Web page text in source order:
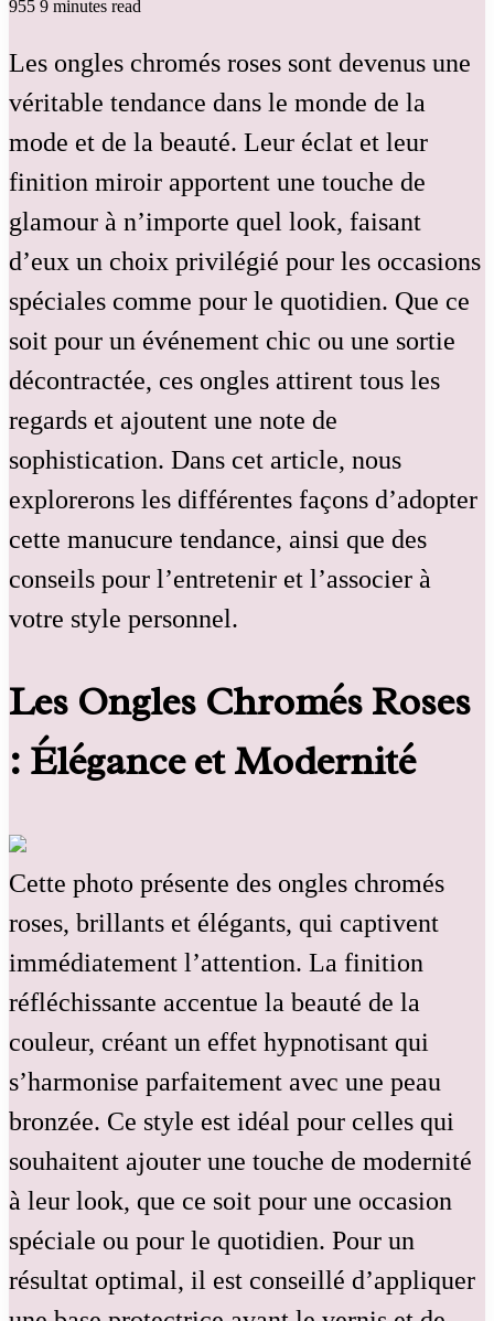
955 9 minutes read
Les ongles chromés roses sont devenus une
véritable tendance dans le monde de la
mode et de la beauté. Leur éclat et leur
finition miroir apportent une touche de
glamour à n’importe quel look, faisant
d’eux un choix privilégié pour les occasions
spéciales comme pour le quotidien. Que ce
soit pour un événement chic ou une sortie
décontractée, ces ongles attirent tous les
regards et ajoutent une note de
sophistication. Dans cet article, nous
explorerons les différentes façons d’adopter
cette manucure tendance, ainsi que des
conseils pour l’entretenir et l’associer à
votre style personnel.
Les Ongles Chromés Roses
: Élégance et Modernité
Cette photo présente des ongles chromés
roses, brillants et élégants, qui captivent
immédiatement l’attention. La finition
réfléchissante accentue la beauté de la
couleur, créant un effet hypnotisant qui
s’harmonise parfaitement avec une peau
bronzée. Ce style est idéal pour celles qui
souhaitent ajouter une touche de modernité
à leur look, que ce soit pour une occasion
spéciale ou pour le quotidien. Pour un
résultat optimal, il est conseillé d’appliquer